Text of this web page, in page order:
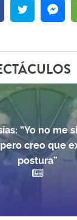
“Yo no me
creo que
postura”